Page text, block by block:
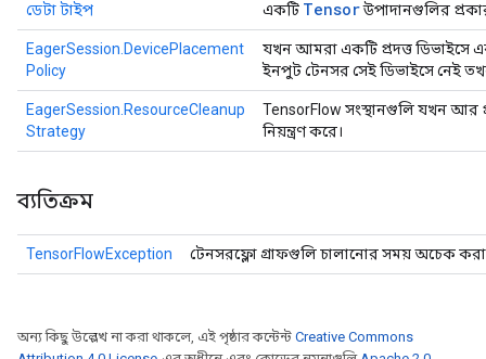
ডেটা টাইপ একটি Tensorউপাদানগুলির
EagerSession.DevicePlacement
Policy
যখন আমরা একটি প্রদত্ত ডিভাইসে
ইনপুট টেনসর সেই ডিভাইসে নেই
EagerSession.ResourceCleanup
Strategy
TensorFlow সংস্থানগুলি যখন আর
নিয়ন্ত্রণ করে।
ব্যতিক্রম
TensorFlowException টেনসরফ্লো গ্রাফগুলি চালানোর সময় অচেক করা
অন্য কিছু উল্লেখ না করা থাকলে, এই পৃষ্ঠার কন্টেন্ট Creative Commons